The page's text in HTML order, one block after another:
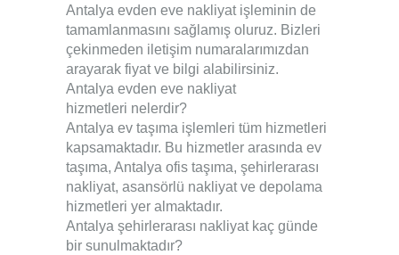
Antalya evden eve nakliyatişleminin de
tamamlanmasını sağlamış oluruz. Bizleri
çekinmeden iletişim numaralarımızdan
arayarak fiyat ve bilgi alabilirsiniz.
Antalya evden eve nakliyat
hizmetleri nelerdir?
Antalya ev taşıma işlemleri tüm hizmetleri
kapsamaktadır. Bu hizmetler arasında ev
taşıma, Antalya ofis taşıma, şehirlerarası
nakliyat, asansörlü nakliyat ve depolama
hizmetleri yer almaktadır.
Antalya şehirlerarası nakliyat kaç günde
bir sunulmaktadır?